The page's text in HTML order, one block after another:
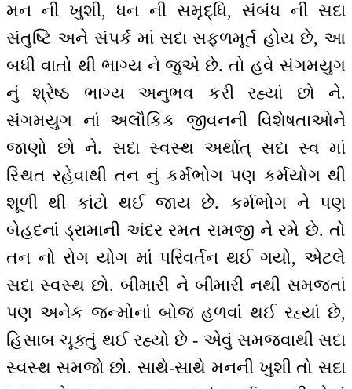
મન ની ખુશી, ધન ની સમૃદ્ધિ, સંબંધ ની સદા
સંતુષ્ટિ અને સંપર્ક માં સદા સફળમૂર્ત હોય છે, આ
બધી વાતો થી ભાગ્ય ને જુએ છે. તો હવે સંગમયુગ
નું શ્રેષ્ઠ ભાગ્ય અનુભવ કરી રહ્યાં છો ને.
સંગમયુગ નાં અલૌકિક જીવનની વિશેષતાઓને
જાણો છો ને. સદા સ્વસ્થ અર્થાત્ સદા સ્વ માં
સ્થિત રહેવાથી તન નું કર્મભોગ પણ કર્મયોગ થી
શૂળી થી કાંટો થઈ જાય છે. કર્મભોગ ને પણ
બેહદનાં ડ્રામાની અંદર રમત સમજી ને રમે છે. તો
તન નો રોગ યોગ માં પરિવર્તન થઈ ગયો, એટલે
સદા સ્વસ્થ છો. બીમારી ને બીમારી નથી સમજતાં
પણ અનેક જન્મોનાં બોજ હળવાં થઈ રહ્યાં છે,
હિસાબ ચૂક્તું થઈ રહ્યો છે - એવું સમજવાથી સદા
સ્વસ્થ સમજો છો. સાથે-સાથે મનની ખુશી તો સદા